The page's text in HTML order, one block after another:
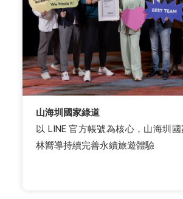
山海圳國家綠道
以 LINE 官方帳號為核心，山海圳
林嚮導持續完善永續旅遊體驗